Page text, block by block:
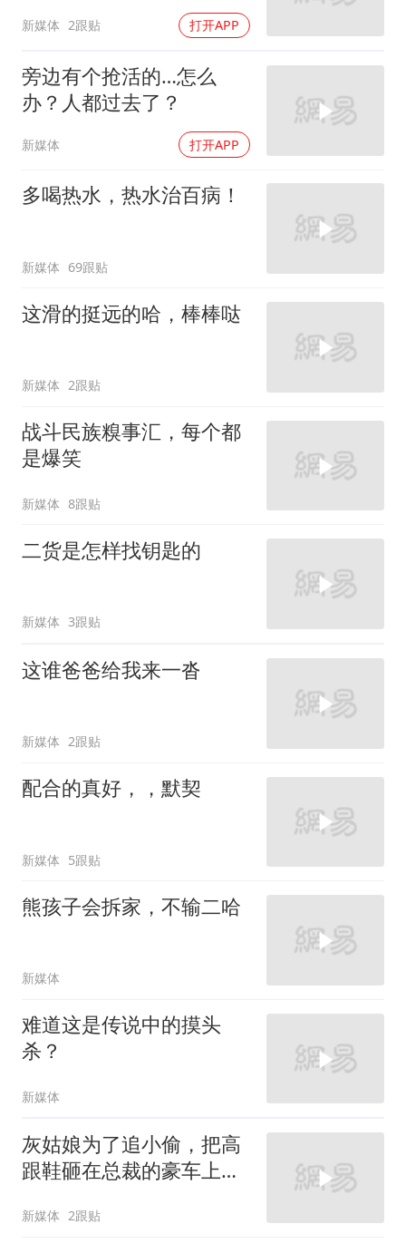
新媒体 2跟贴 打开APP
旁边有个抢活的…怎么
办？人都过去了？
新媒体 打开APP
多喝热水，热水治百病！
新媒体 69跟贴
这滑的挺远的哈，棒棒哒
新媒体 2跟贴
战斗民族糗事汇，每个都
是爆笑
新媒体 8跟贴
二货是怎样找钥匙的
新媒体 3跟贴
这谁爸爸给我来一沓
新媒体 2跟贴
配合的真好，，默契
新媒体 5跟贴
熊孩子会拆家，不输二哈
新媒体
难道这是传说中的摸头
杀？
新媒体
灰姑娘为了追小偷，把高
跟鞋砸在总裁的豪车上，
新媒体 2跟贴